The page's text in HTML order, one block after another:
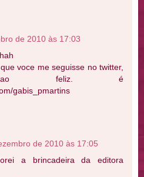
de 2010 às 17:03
voce me seguisse no twitter,
tao feliz. é
gabis_pmartins
de 2010 às 17:05
a brincadeira da editora